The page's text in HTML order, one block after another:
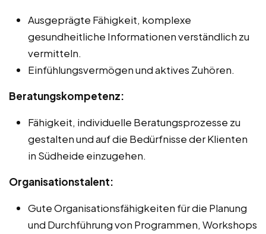
Ausgeprägte Fähigkeit, komplexe
gesundheitliche Informationen verständlich zu
vermitteln.
Einfühlungsvermögen und aktives Zuhören.
Beratungskompetenz:
Fähigkeit, individuelle Beratungsprozesse zu
gestalten und auf die Bedürfnisse der Klienten
in Südheide einzugehen.
Organisationstalent:
Gute Organisationsfähigkeiten für die Planung
und Durchführung von Programmen, Workshops